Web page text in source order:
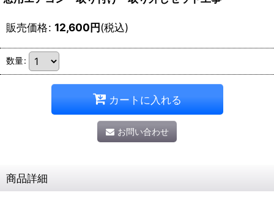
販売価格: 12,600円(税込)
数量:
カートに入れる
お問い合わせ
商品詳細